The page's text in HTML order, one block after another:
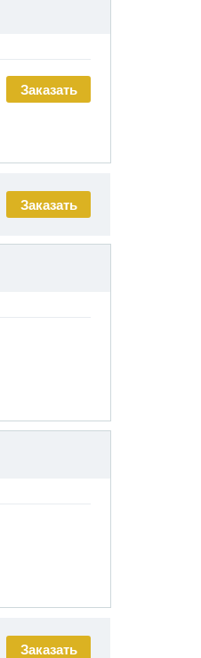
Заказать
Заказать
Заказать